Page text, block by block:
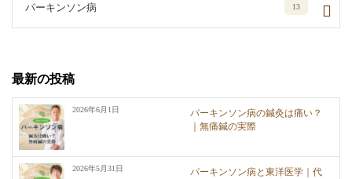
パーキンソン病 13
最新の投稿
2026年6月1日
パーキンソン病の鍼灸は痛い？
｜無痛鍼の実際
2026年5月31日
パーキンソン病と東洋医学｜代